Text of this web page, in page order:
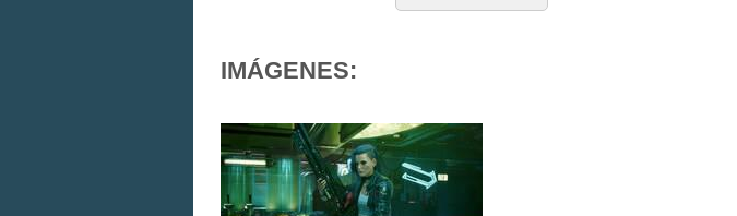
IMÁGENES: